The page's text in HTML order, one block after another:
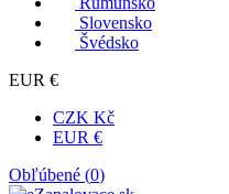
Slovensko
Švédsko
EUR €
CZK Kč
EUR €
Obľúbené (0)